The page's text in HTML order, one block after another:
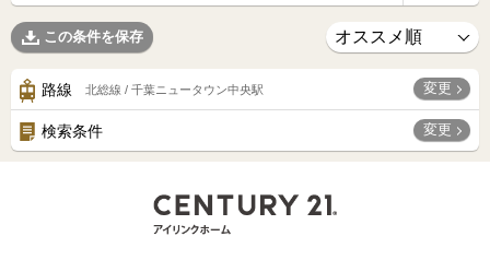
この条件を保存
路線 北総線 / 千葉ニュータウン中央駅 変更
検索条件 変更